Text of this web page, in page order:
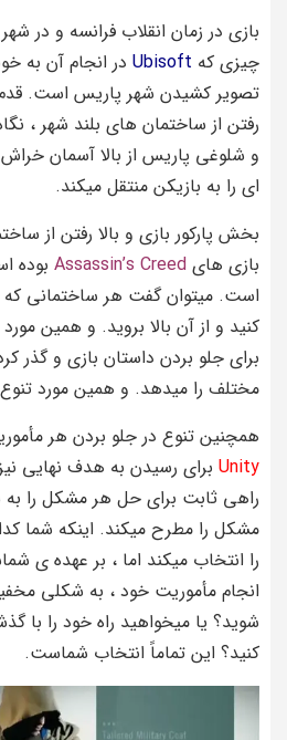
بازی در زمان انقلاب فرانسه و در
چیزی که Ubisoft در انجام آن به
تصویر کشیدن شهر پاریس است. قدم
رفتن از ساختمان های بلند شهر ،
و شلوغی پاریس از بالا آسمان
ای را به بازیکن منتقل میکند.
بخش پارکور بازی و بالا رفتن از
بازی های Assassin’s Creed بوده
است. میتوان گفت هر ساختمانی که
کنید و از آن بالا بروید. و همین
برای جلو بردن داستان بازی و گذر
مختلف را میدهد. و همین مورد تنوع
همچنین تنوع در جلو بردن هر
Unity برای رسیدن به هدف نهایی
راهی ثابت برای حل هر مشکل را به
مشکل را مطرح میکند. اینکه شما
را انتخاب میکند اما ، بر عهده ی
انجام مأموریت خود ، به شکلی
شوید؟ یا میخواهید راه خود را با
کنید؟ این تماماً انتخاب شماست.